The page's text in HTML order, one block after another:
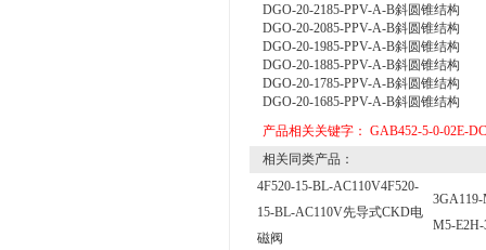
DGO-20-2185-PPV-A-B斜圆锥结构
DGO-20-2085-PPV-A-B斜圆锥结构
DGO-20-1985-PPV-A-B斜圆锥结构
DGO-20-1885-PPV-A-B斜圆锥结构
DGO-20-1785-PPV-A-B斜圆锥结构
DGO-20-1685-PPV-A-B斜圆锥结构
产品相关关键字： GAB452-5-0-02E-
相关同类产品：
4F520-15-BL-AC110V4F520-
15-BL-AC110V先导式CKD电
磁阀
M5-E2H-